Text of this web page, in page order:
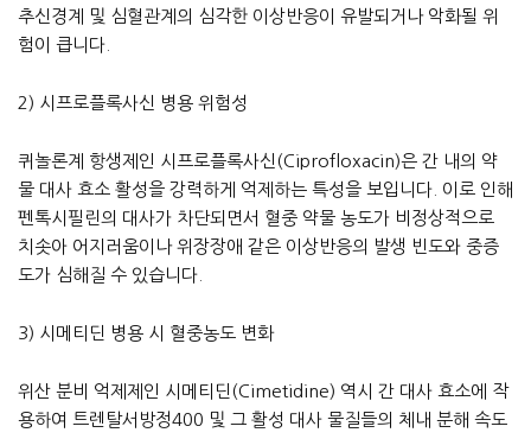
추신경계 및 심혈관계의 심각한 이상반응이 유발되거나 악화될 위
험이 큽니다.
2) 시프로플록사신 병용 위험성
퀴놀론계 항생제인 시프로플록사신(Ciprofloxacin)은 간 내의 약
물 대사 효소 활성을 강력하게 억제하는 특성을 보입니다. 이로 인해
펜톡시필린의 대사가 차단되면서 혈중 약물 농도가 비정상적으로
치솟아 어지러움이나 위장장애 같은 이상반응의 발생 빈도와 중증
도가 심해질 수 있습니다.
3) 시메티딘 병용 시 혈중농도 변화
위산 분비 억제제인 시메티딘(Cimetidine) 역시 간 대사 효소에 작
용하여 트렌탈서방정400 및 그 활성 대사 물질들의 체내 분해 속도